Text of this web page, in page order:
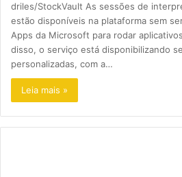
driles/StockVault As sessões de
estão disponíveis na plataforma sem
Apps da Microsoft para rodar
disso, o serviço está disponibilizando
personalizadas, com a…
Leia mais »